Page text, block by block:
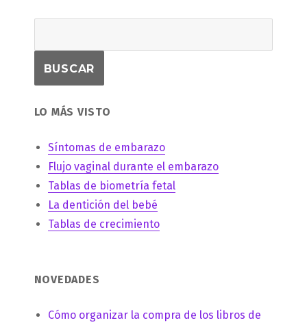
LO MÁS VISTO
Síntomas de embarazo
Flujo vaginal durante el embarazo
Tablas de biometría fetal
La dentición del bebé
Tablas de crecimiento
NOVEDADES
Cómo organizar la compra de los libros de